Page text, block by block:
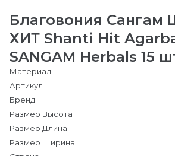
Благовония Сангам
ХИТ Shanti Hit
SANGAM Herbals 15
Материал
Артикул
Бренд
Размер Высота
Размер Длина
Размер Ширина